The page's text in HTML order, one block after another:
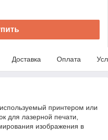
Доставка Оплата
принтером или
для лазерной печати,
изображения в